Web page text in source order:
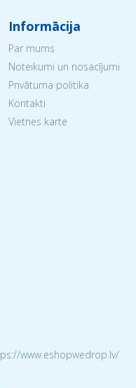
Informācija
Par mums
Noteikumi un nosacījumi
Privātuma politika
Kontakti
Vietnes karte
www.eshopwedrop.lv/